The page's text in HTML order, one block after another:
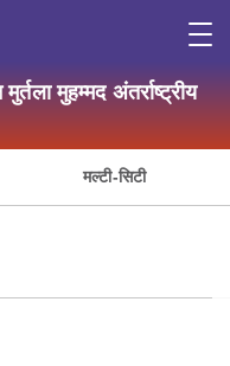
मुहम्मद अंतर्राष्ट्रीय
मल्टी-सिटी